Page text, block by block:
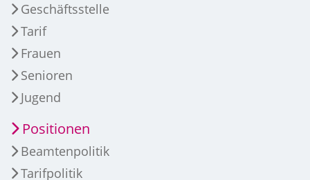
Geschäftsstelle
Tarif
Frauen
Senioren
Jugend
Positionen
Beamtenpolitik
Tarifpolitik